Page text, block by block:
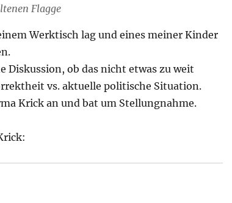
Flagge
Werktisch lag und eines meiner Kinder
Diskussion, ob das nicht etwas zu weit
vs. aktuelle politische Situation.
Krick an und bat um Stellungnahme.